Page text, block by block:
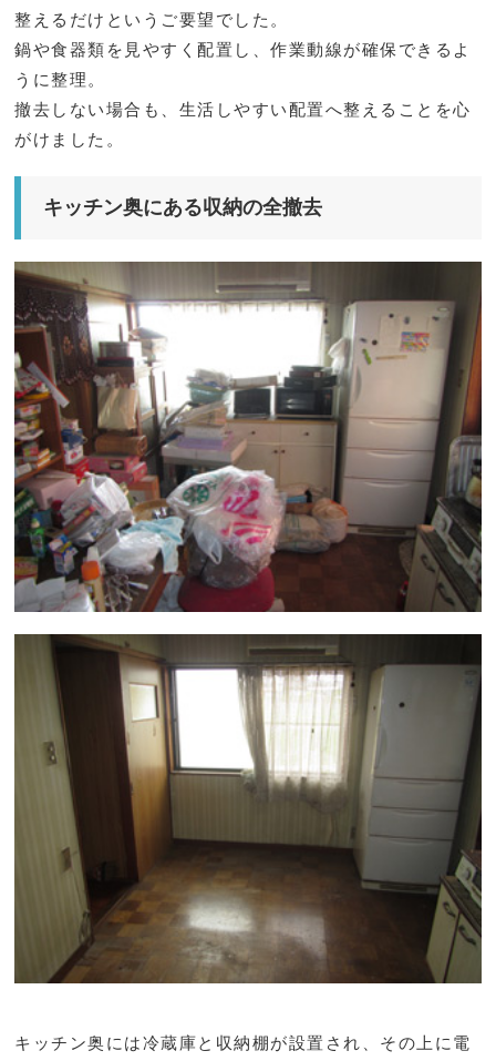
整えるだけというご要望でした。
鍋や食器類を見やすく配置し、作業動線が確保できるよ
うに整理。
撤去しない場合も、生活しやすい配置へ整えることを心
がけました。
キッチン奥にある収納の全撤去
キッチン奥には冷蔵庫と収納棚が設置され、その上に電